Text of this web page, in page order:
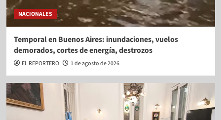
NACIONALES
Temporal en Buenos Aires: inundaciones, vuelos
demorados, cortes de energía, destrozos
EL REPORTERO 1 de agosto de 2026